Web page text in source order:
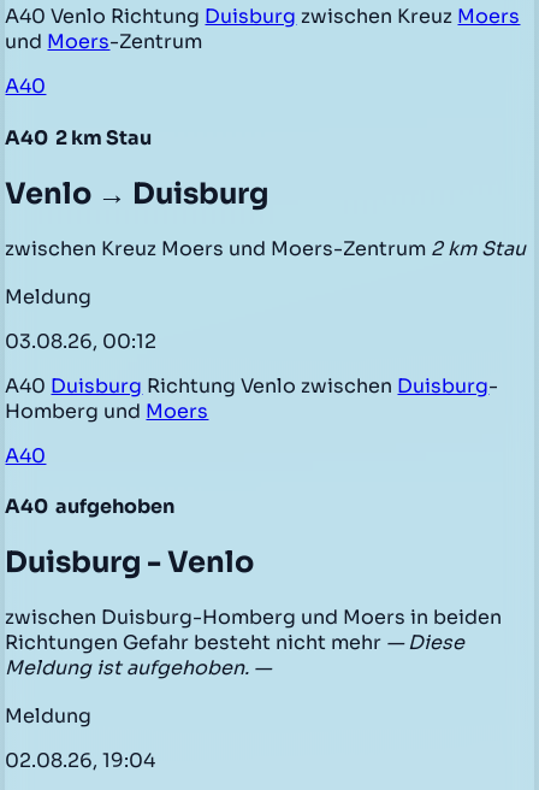
A40 Venlo Richtung Duisburg zwischen Kreuz Moers
und Moers-Zentrum
A40
A40 2 km Stau
Venlo → Duisburg
zwischen Kreuz Moers und Moers-Zentrum 2 km Stau
Meldung
03.08.26, 00:12
A40 Duisburg Richtung Venlo zwischen Duisburg-
Homberg und Moers
A40
A40 aufgehoben
Duisburg - Venlo
zwischen Duisburg-Homberg und Moers in beiden
Richtungen Gefahr besteht nicht mehr — Diese
Meldung ist aufgehoben. —
Meldung
02.08.26, 19:04